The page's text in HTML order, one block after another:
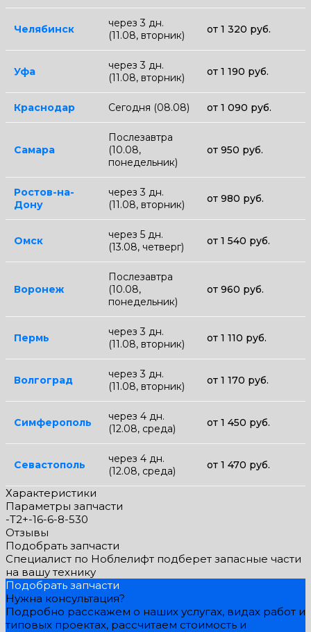
Челябинск
через 3 дн.
(11.08, вторник)
от 1 320 руб.
Уфа
через 3 дн.
(11.08, вторник)
от 1 190 руб.
Краснодар Сегодня (08.08) от 1 090 руб.
Самара
Послезавтра
(10.08,
понедельник)
от 950 руб.
Ростов-на-
Дону
через 3 дн.
(11.08, вторник)
от 980 руб.
Омск
через 5 дн.
(13.08, четверг)
от 1 540 руб.
Воронеж
Послезавтра
(10.08,
понедельник)
от 960 руб.
Пермь
через 3 дн.
(11.08, вторник)
от 1 110 руб.
Волгоград
через 3 дн.
(11.08, вторник)
от 1 170 руб.
Симферополь
через 4 дн.
(12.08, среда)
от 1 450 руб.
Севастополь
через 4 дн.
(12.08, среда)
от 1 470 руб.
Характеристики
Параметры запчасти
-T2+-16-6-8-530
Отзывы
Подобрать запчасти
Специалист по Ноблелифт подберет запасные части
на вашу технику
Подобрать запчасти
Нужна консультация?
Подробно расскажем о наших услугах, видах работ и
типовых проектах, рассчитаем стоимость и